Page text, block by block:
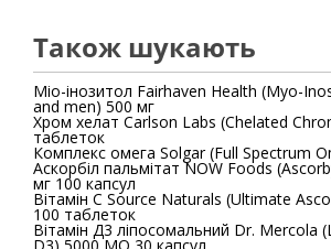
Також шукають
Міо-інозитол Fairhaven Health (Myo-
and men) 500 мг
Хром хелат Carlson Labs (Chelated
таблеток
Комплекс омега Solgar (Full Spectrum
Аскорбіл пальмітат NOW Foods
мг 100 капcул
Вітамін С Source Naturals (Ultimate
100 таблеток
Вітамін Д3 ліпосомальний Dr. Mercola (Liposomal Vitamin